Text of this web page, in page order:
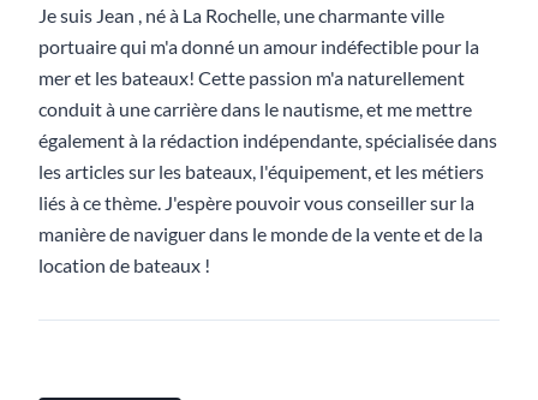
Je suis Jean , né à La Rochelle, une charmante ville
portuaire qui m'a donné un amour indéfectible pour la
mer et les bateaux! Cette passion m'a naturellement
conduit à une carrière dans le nautisme, et me mettre
également à la rédaction indépendante, spécialisée dans
les articles sur les bateaux, l'équipement, et les métiers
liés à ce thème. J'espère pouvoir vous conseiller sur la
manière de naviguer dans le monde de la vente et de la
location de bateaux !